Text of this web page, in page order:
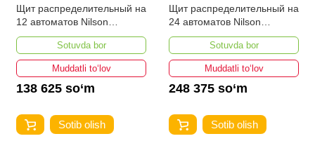
Щит распределительный на
12 автоматов Nilson
внутренний
Sotuvda bor
Muddatli to‘lov
138 625 so‘m
Sotib olish
Щит распределительный на
24 автоматов Nilson
внутренний
Sotuvda bor
Muddatli to‘lov
248 375 so‘m
Sotib olish